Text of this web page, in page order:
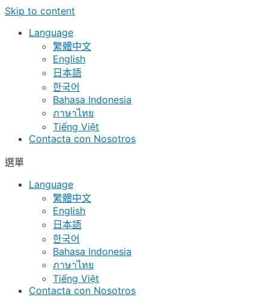
Skip to content
Language
繁體中文
English
日本語
한국어
Bahasa Indonesia
ภาษาไทย
Tiếng Việt
Contacta con Nosotros
選單
Language
繁體中文
English
日本語
한국어
Bahasa Indonesia
ภาษาไทย
Tiếng Việt
Contacta con Nosotros